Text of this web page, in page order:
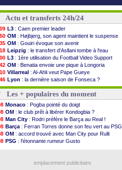
Actu et transferts 24h/24
L3 : Caen premier leader
OM : Højbjerg, son agent maintient le suspense
OM : Gouiri évoque son avenir
Leipzig : le transfert d'Asllani tombe à l'eau
L3 : 1ère utilisation du Football Video Support
OM : Benatia envoie une pique à Longoria
Villarreal : Al-Ahli veut Pape Gueye
Lyon : la dernière saison de Fonseca ?
OM: un nouveau prétendant pour Højbjerg
Brest: un gardien norvégien en approche ?
OM: McCourt a versé 120 M€ en 2026
PSG: 4 retours dans le groupe face à Man Utd ...
Nice: Kevin Carlos va partir en Italie
L1: prison avec sursis requis contre un arbitre
Leganés: c'est signé pour Luca Zidane (off.)
Atletico: Ruggeri en route pour Aston Villa
Monaco: Filipe Luis soutient Biereth
: Naples vise Gabriel Jesus
Les + populaires du moment
Monaco : Pogba pointé du doigt
OM : le club prêt à libérer Kondogbia ?
Man City : Rodri préfère le Barça au Real !
Barça : Ferran Torres donne son feu vert au PSG
OM : accord trouvé avec Man City pour Rulli
PSG : l'étonnante rumeur Gusto
emplacement publicitaire